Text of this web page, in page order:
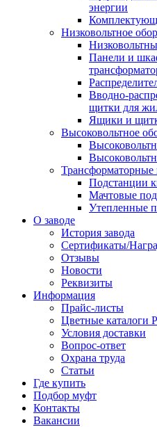
энергии
Низковольтное
Панели и
Вводно-
щитки для
Ящики и
Высоковольтное
Трансформаторные
Подстанции
Мачтовые
Утепленные
О заводе
История завода
Сертификаты/
Отзывы
Новости
Реквизиты
Информация
Прайс-листы
Цветные каталоги
Условия доставки
Вопрос-ответ
Охрана труда
Статьи
Где купить
Подбор муфт
Контакты
Вакансии